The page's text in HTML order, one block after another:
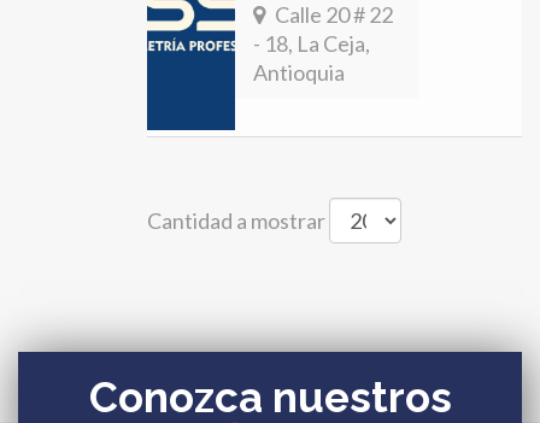
Calle 20 # 22
- 18, La Ceja,
Antioquia
Cantidad a mostrar
Conozca nuestros